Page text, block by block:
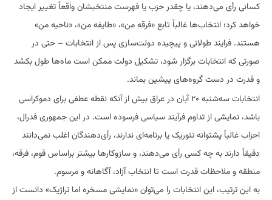
کسانی رأی می‌دهند، یا چقدر حزب یا فهرست منتخبشان واقعاً تغییر ایجاد
خواهد کرد؛ انتخاب‌ها غالباً تابع «فرقه من»، «طایفه من»، «ناحیه من»
هستند. فرایند طولانی و پیچیده دولت‌سازی پس از انتخابات – حتی در
صورتی که انتخابات برگزار شود، تشکیل دولت ممکن است ماه‌ها طول بکشد
و قدرت در دست گروه‌های پیشین بماند.
انتخابات سه‌شنبه ۲۰ آبان در عراق بیش از آنکه نقطه عطفی برای دموکراسی
باشد، نمایشی از تداوم فرآیند سیاسی فرسوده است. در این جمهوری فدرال،
احزاب غالباً پشتوانه تئوریک یا برنامه‌ای ندارند، رأی‌دهندگان اغلب نمی‌دانند
دقیقاً دارند به چه کسی رأی می‌دهند، و سازوکارها بیشتر براساس قوم، فرقه،
منطقه و ملاحظات قدرت است تا انتخاب آزاد، آگاهانه و مرسوم.
به این ترتیب، این انتخابات را می‌توان «نمایشی مسخره اما تراژیک» دانست از